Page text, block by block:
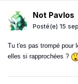
Not Pavlos
Posté(e) 15
Tu t'es pas trompé pour
elles si rapprochées ?